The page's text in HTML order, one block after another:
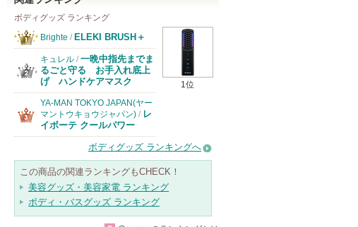
ボディグッズ ランキング
1位
Brighte / ELEKI BRUSH＋
キュレル / 一晩中指先までま
るごと守る お手入れ底上
げ ハンドケアマスク
YA-MAN TOKYO JAPAN(ヤー
マントウキョウジャパン) / レ
イボーテ クールパワー
ボディグッズ ランキングへ
この商品の関連ランキングもCHECK！
美容グッズ・美容家電 ランキング
ボディ・バスグッズ ランキング